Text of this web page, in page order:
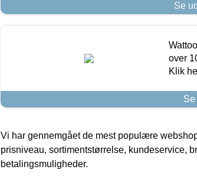
Se
over
Klik
Vi har gennemgået de mest populære
prisniveau, sortimentstørrelse, kundeservice,
betalingsmuligheder.